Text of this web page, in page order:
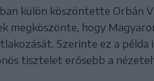
külön köszöntette Orbán
megköszönte, hogy
Szerinte ez a példa
tisztelet erősebb a